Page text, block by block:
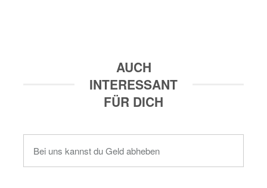
AUCH
INTERESSANT
FÜR DICH
Bei uns kannst du Geld abheben